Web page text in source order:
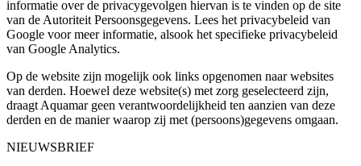
informatie over de privacygevolgen hiervan is te vinden op de site
van de Autoriteit Persoonsgegevens. Lees het privacybeleid van
Google voor meer informatie, alsook het specifieke privacybeleid
van Google Analytics.
Op de website zijn mogelijk ook links opgenomen naar websites
van derden. Hoewel deze website(s) met zorg geselecteerd zijn,
draagt Aquamar geen verantwoordelijkheid ten aanzien van deze
derden en de manier waarop zij met (persoons)gegevens omgaan.
NIEUWSBRIEF